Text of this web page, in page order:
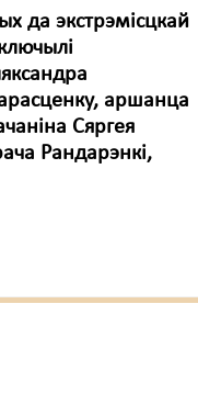
да экстрэмісцкай
аршанца
Сяргея
Рандарэнкі,